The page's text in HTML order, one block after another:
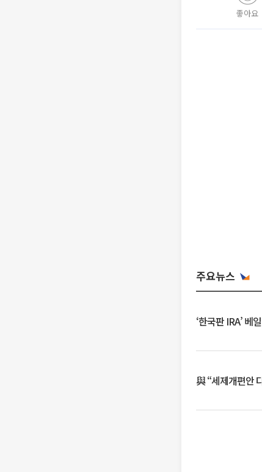
좋아요
주요뉴스
‘한국판 IRA’ 베
與 “세제개편안